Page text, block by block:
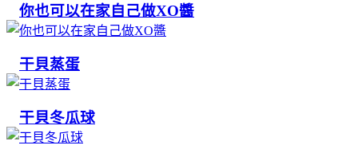
你也可以在家自己做XO醬
干貝蒸蛋
干貝冬瓜球